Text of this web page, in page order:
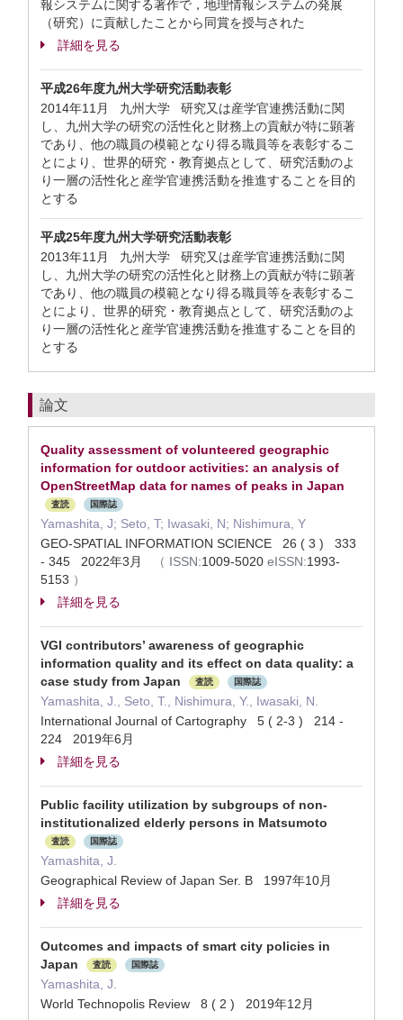
報システムに関する著作で，地理情報システムの発展
（研究）に貢献したことから同賞を授与された
詳細を見る
平成26年度九州大学研究活動表彰
2014年11月 九州大学 研究又は産学官連携活動に関
し、九州大学の研究の活性化と財務上の貢献が特に顕著
であり、他の職員の模範となり得る職員等を表彰するこ
とにより、世界的研究・教育拠点として、研究活動のよ
り一層の活性化と産学官連携活動を推進することを目的
とする
平成25年度九州大学研究活動表彰
2013年11月 九州大学 研究又は産学官連携活動に関
し、九州大学の研究の活性化と財務上の貢献が特に顕著
であり、他の職員の模範となり得る職員等を表彰するこ
とにより、世界的研究・教育拠点として、研究活動のよ
り一層の活性化と産学官連携活動を推進することを目的
とする
論文
Quality assessment of volunteered geographic
information for outdoor activities: an analysis of
OpenStreetMap data for names of peaks in Japan
査読 国際誌
Yamashita, J; Seto, T; Iwasaki, N; Nishimura, Y
GEO-SPATIAL INFORMATION SCIENCE 26 ( 3 ) 333
- 345 2022年3月
（ ISSN:1009-5020 eISSN:1993-
5153 ）
詳細を見る
VGI contributors’ awareness of geographic
information quality and its effect on data quality: a
case study from Japan
査読 国際誌
Yamashita, J., Seto, T., Nishimura, Y., Iwasaki, N.
International Journal of Cartography 5 ( 2-3 ) 214 -
224 2019年6月
詳細を見る
Public facility utilization by subgroups of non-
institutionalized elderly persons in Matsumoto
査読 国際誌
Yamashita, J.
Geographical Review of Japan Ser. B 1997年10月
詳細を見る
Outcomes and impacts of smart city policies in
Japan
査読 国際誌
Yamashita, J.
World Technopolis Review 8 ( 2 ) 2019年12月